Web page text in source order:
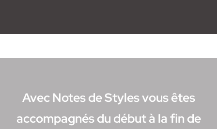
Avec Notes de Styles vous êtes
accompagnés du début à la fin de